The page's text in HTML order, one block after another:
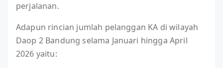
perjalanan.
Adapun rincian jumlah pelanggan KA di wilayah
Daop 2 Bandung selama Januari hingga April
2026 yaitu: